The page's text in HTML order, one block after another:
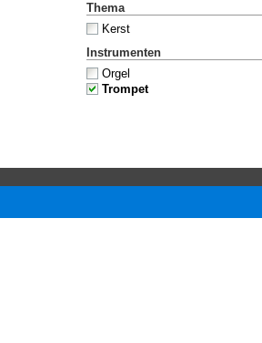
Thema
Kerst
Instrumenten
Orgel
Trompet